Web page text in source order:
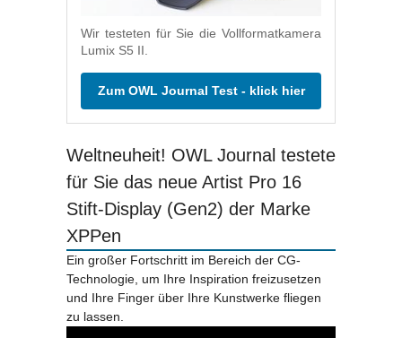
Wir testeten für Sie die Vollformatkamera
Lumix S5 II.
Zum OWL Journal Test - klick hier
Weltneuheit! OWL Journal testete
für Sie das neue Artist Pro 16
Stift-Display (Gen2) der Marke
XPPen
Ein großer Fortschritt im Bereich der CG-
Technologie, um Ihre Inspiration freizusetzen
und Ihre Finger über Ihre Kunstwerke fliegen
zu lassen.